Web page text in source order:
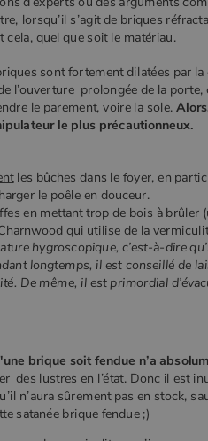
lorsqu’il s’agit de briques
cela, quel que soit le matériau.
sont fortement dilatées par
l’ouverture prolongée de la
le parement, voire la sole.
le plus précautionneux.
les bûches dans le foyer, en
le poêle en douceur.
en mettant trop de bois à brûler
qui utilise de la
hygroscopique, c’est-à-dire
longtemps, il est conseillé de
De même, il est primordial
brique soit fendue n’a
des lustres en l’état. Donc il est
n’aura sûrement pas en stock,
satanée brique fendue ;)
Nom
_ga
Google
_gat_UA-627591-
7
_ga_W8LED1F420
Nom
_gcl_au
Nom
bb2_screener_
Bad
pabk_id.1.d14a
pabk_ses.1.d14a